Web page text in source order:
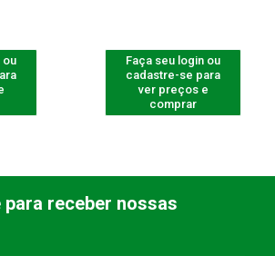
ou
Faça seu login ou
cadastre-se para
ver preços e
comprar
receber nossas